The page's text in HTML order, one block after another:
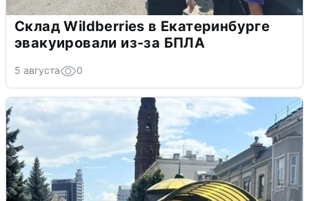
Склад Wildberries в Екатеринбурге
эвакуировали из-за БПЛА
5 августа 0